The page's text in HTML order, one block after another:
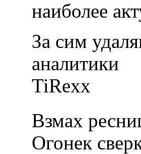
наиболее
За сим
аналитики
TiRexx
Взмах
Огонек